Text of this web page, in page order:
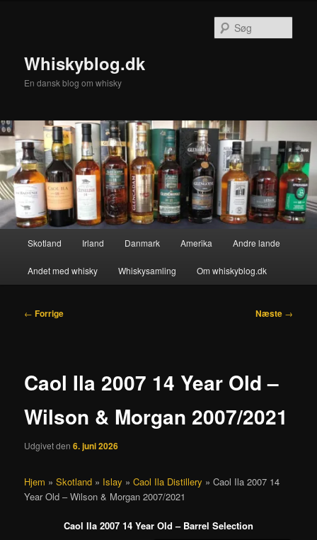
Whiskyblog.dk
En dansk blog om whisky
Skotland Irland Danmark Amerika Andre lande
Andet med whisky Whiskysamling Om whiskyblog.dk
Indlægsnavigation
← Forrige Næste →
Caol Ila 2007 14 Year Old –
Wilson & Morgan 2007/2021
Udgivet den6. juni 2026
Hjem »Skotland » Islay »Caol Ila Distillery »Caol Ila 2007 14
Year Old – Wilson & Morgan 2007/2021
Caol Ila 2007 14 Year Old – Barrel Selection